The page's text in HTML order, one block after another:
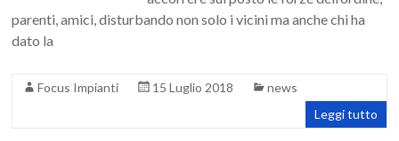
parenti, amici, disturbando non solo i vicini ma anche chi ha
dato la
Focus Impianti 15 Luglio 2018
news
Leggi tutto